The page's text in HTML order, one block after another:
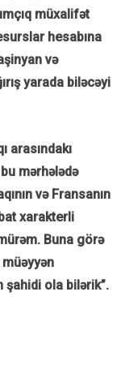
müxalifət
hesabına
və
yarada biləcəyi
arasındakı
mərhələdə
və Fransanın
xarakterli
Buna görə
şahidi ola bilərik”.